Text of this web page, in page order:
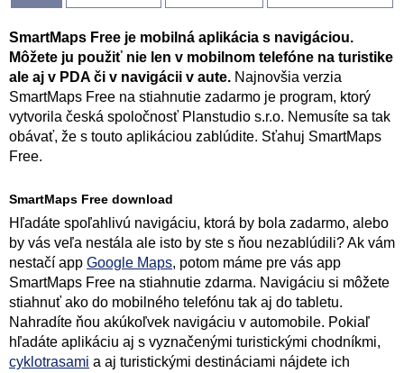
SmartMaps Free je mobilná aplikácia s navigáciou.
Môžete ju použiť nie len v mobilnom telefóne na turistike
ale aj v PDA či v navigácii v aute. Najnovšia verzia
SmartMaps Free na stiahnutie zadarmo je program, ktorý
vytvorila česká spoločnosť Planstudio s.r.o. Nemusíte sa tak
obávať, že s touto aplikáciou zablúdite. Sťahuj SmartMaps
Free.
SmartMaps Free download
Hľadáte spoľahlivú navigáciu, ktorá by bola zadarmo, alebo
by vás veľa nestála ale isto by ste s ňou nezablúdili? Ak vám
nestačí app Google Maps, potom máme pre vás app
SmartMaps Free na stiahnutie zdarma. Navigáciu si môžete
stiahnuť ako do mobilného telefónu tak aj do tabletu.
Nahradíte ňou akúkoľvek navigáciu v automobile. Pokiaľ
hľadáte aplikáciu aj s vyznačenými turistickými chodníkmi,
cyklotrasami a aj turistickými destináciami nájdete ich